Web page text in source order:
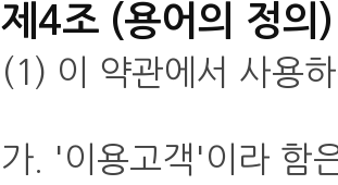
제4조 (용어의 정의)
(1) 이 약관에서 사용
가. '이용고객'이라 함